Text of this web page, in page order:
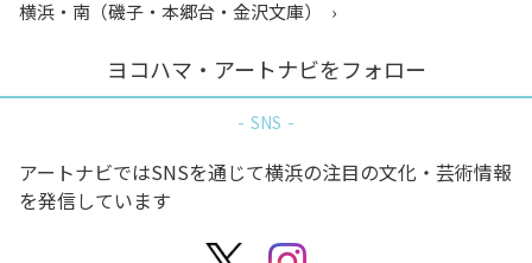
横浜・南（磯子・本郷台・金沢文庫）
ヨコハマ・アートナビをフォロー
SNS
アートナビではSNSを通じて横浜の注目の文化・芸術情報
を発信しています